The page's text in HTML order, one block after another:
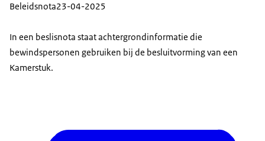
Beleidsnota23-04-2025
In een beslisnota staat achtergrondinformatie die
bewindspersonen gebruiken bij de besluitvorming van een
Kamerstuk.